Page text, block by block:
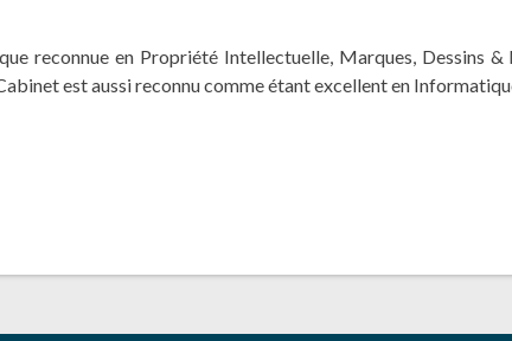
reconnue en Propriété Intellectuelle, Marques, Dessins &
est aussi reconnu comme étant excellent en